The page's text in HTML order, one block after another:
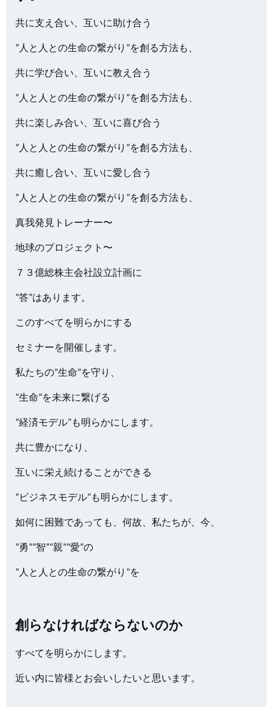
共に支え合い、互いに助け合う
”人と人との生命の繋がり”を創る方法も、
共に学び合い、互いに教え合う
”人と人との生命の繋がり”を創る方法も、
共に楽しみ合い、互いに喜び合う
”人と人との生命の繋がり”を創る方法も、
共に癒し合い、互いに愛し合う
”人と人との生命の繋がり”を創る方法も、
真我発見トレーナー〜
地球のプロジェクト〜
７３億総株主会社設立計画に
”答”はあります。
このすべてを明らかにする
セミナーを開催します。
私たちの”生命”を守り、
”生命”を未来に繋げる
”経済モデル”も明らかにします。
共に豊かになり、
互いに栄え続けることができる
”ビジネスモデル”も明らかにします。
如何に困難であっても、何故、私たちが、今、
”勇””智””親””愛”の
”人と人との生命の繋がり”を
創らなければならないのか
すべてを明らかにします。
近い内に皆様とお会いしたいと思います。